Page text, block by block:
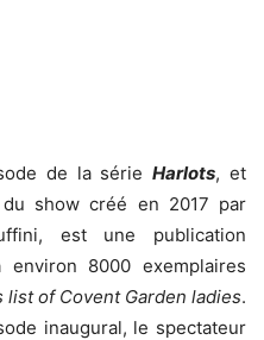
de la sérieHarlots, et
du show créé en 2017 par
est une publication
8000 exemplaires
list of Covent Garden ladies.
inaugural, le spectateur